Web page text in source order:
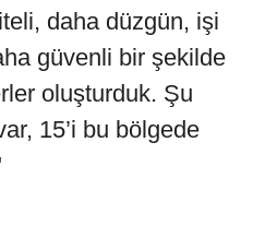
daha düzgün, işi
güvenli bir şekilde
oluşturduk. Şu
15’i bu bölgede